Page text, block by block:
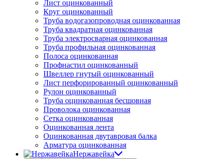
Лист оцинкованный
Круг оцинкованный
Труба водогазопроводная оцинкованная
Труба квадратная оцинкованная
Труба электросварная оцинкованная
Труба профильная оцинкованная
Полоса оцинкованная
Профнастил оцинкованный
Швеллер гнутый оцинкованный
Лист перфорированный оцинкованный
Рулон оцинкованный
Труба оцинкованная бесшовная
Проволока оцинкованная
Сетка оцинкованная
Оцинкованная лента
Оцинкованная двутавровая балка
Арматура оцинкованная
Нержавейка